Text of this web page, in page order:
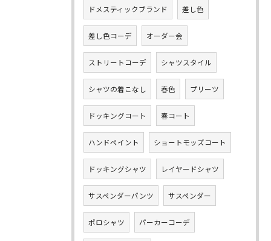
ドメスティックブランド 差し色
差し色コーデ オーダー会
ストリートコーデ シャツスタイル
シャツの着こなし 春色 プリーツ
ドッキングコート 春コート
ハンドペイント ショートモッズコート
ドッキングシャツ レイヤードシャツ
サスペンダーパンツ サスペンダー
ポロシャツ パーカーコーデ